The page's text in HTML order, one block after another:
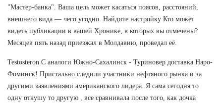
"Мастер-банка". Ваша цель может касаться поясов, расстояний,
внешнего вида — чего угодно. Найдите настройку Кто может
видеть публикации в вашей Хронике, в которых вы отмечены?
Месяцев пять назад приезжал в Молдавию, проведал её.
Testosteron C аналоги Южно-Сахалинск - Туриновер доставка Наро-
Фоминск! Пристально следили участники нефтяного рынка и за
другими заявлениями американского лидера. Я сама сегодня то
одну откушу то другую , все сравнивала после того, как дочка